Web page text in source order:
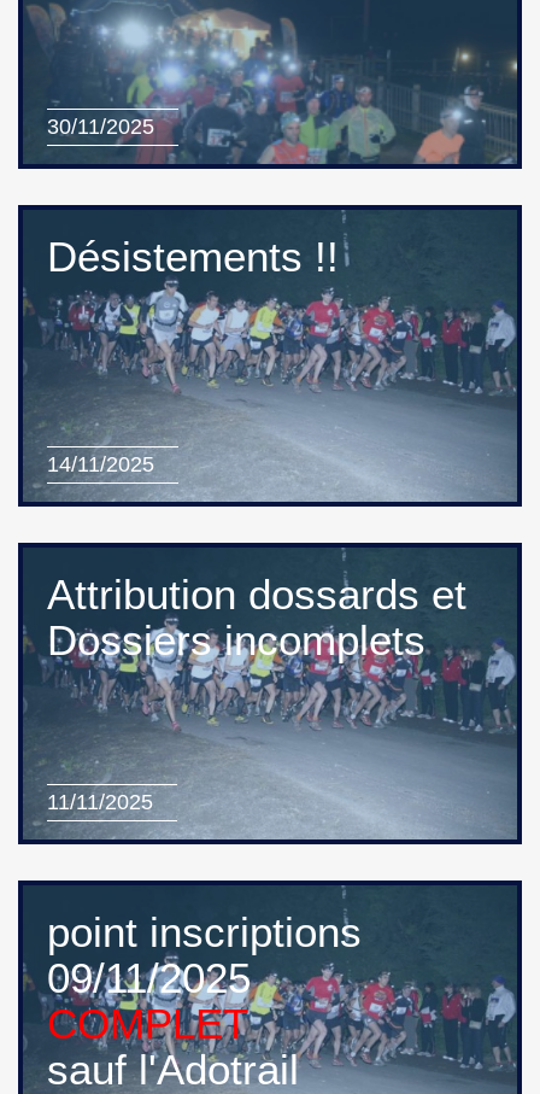
30/11/2025
Désistements !!
14/11/2025
Attribution dossards et
Dossiers incomplets
11/11/2025
point inscriptions
09/11/2025
COMPLET
sauf l'Adotrail